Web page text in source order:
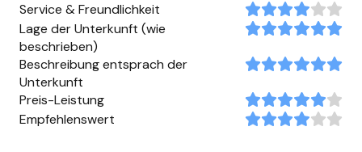
Service & Freundlichkeit
Lage der Unterkunft (wie
beschrieben)
Beschreibung entsprach der
Unterkunft
Preis-Leistung
Empfehlenswert